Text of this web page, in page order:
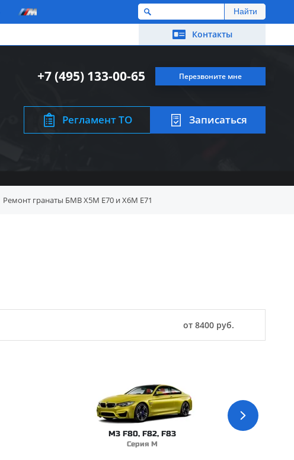
Контакты
Перезвоните мне
+7 (495) 133-00-65
Регламент ТО Записаться
Ремонт гранаты БМВ X5M E70 и X6M E71
от 8400 руб.
M3 F80, F82, F83
Серия M